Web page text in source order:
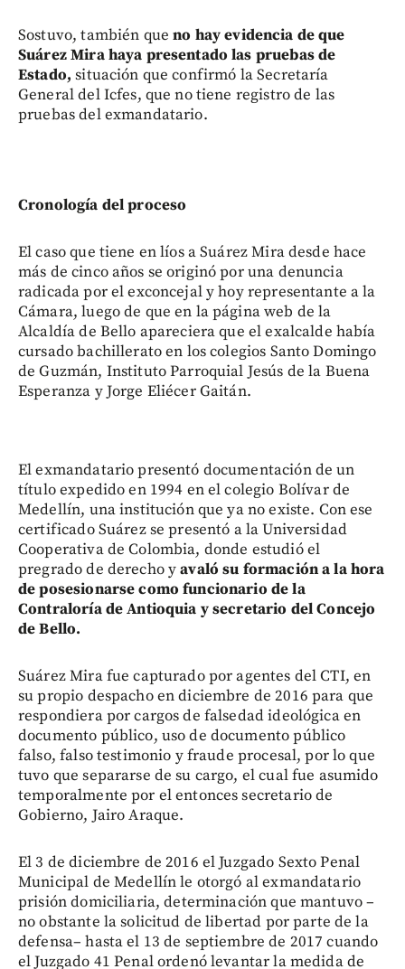
Sostuvo, también que no hay evidencia de que
Suárez Mira haya presentado las pruebas de
Estado, situación que confirmó la Secretaría
General del Icfes, que no tiene registro de las
pruebas del exmandatario.
Cronología del proceso
El caso que tiene en líos a Suárez Mira desde hace
más de cinco años se originó por una denuncia
radicada por el exconcejal y hoy representante a la
Cámara, luego de que en la página web de la
Alcaldía de Bello apareciera que el exalcalde había
cursado bachillerato en los colegios Santo Domingo
de Guzmán, Instituto Parroquial Jesús de la Buena
Esperanza y Jorge Eliécer Gaitán.
El exmandatario presentó documentación de un
título expedido en 1994 en el colegio Bolívar de
Medellín, una institución que ya no existe. Con ese
certificado Suárez se presentó a la Universidad
Cooperativa de Colombia, donde estudió el
pregrado de derecho yavaló su formación a la hora
de posesionarse como funcionario de la
Contraloría de Antioquia y secretario del Concejo
de Bello.
Suárez Mira fue capturado por agentes del CTI, en
su propio despacho en diciembre de 2016 para que
respondiera por cargos de falsedad ideológica en
documento público, uso de documento público
falso, falso testimonio y fraude procesal, por lo que
tuvo que separarse de su cargo, el cual fue asumido
temporalmente por el entonces secretario de
Gobierno, Jairo Araque.
El 3 de diciembre de 2016 el Juzgado Sexto Penal
Municipal de Medellín le otorgó al exmandatario
prisión domiciliaria, determinación que mantuvo –
no obstante la solicitud de libertad por parte de la
defensa– hasta el 13 de septiembre de 2017 cuando
el Juzgado 41 Penal ordenó levantar la medida de